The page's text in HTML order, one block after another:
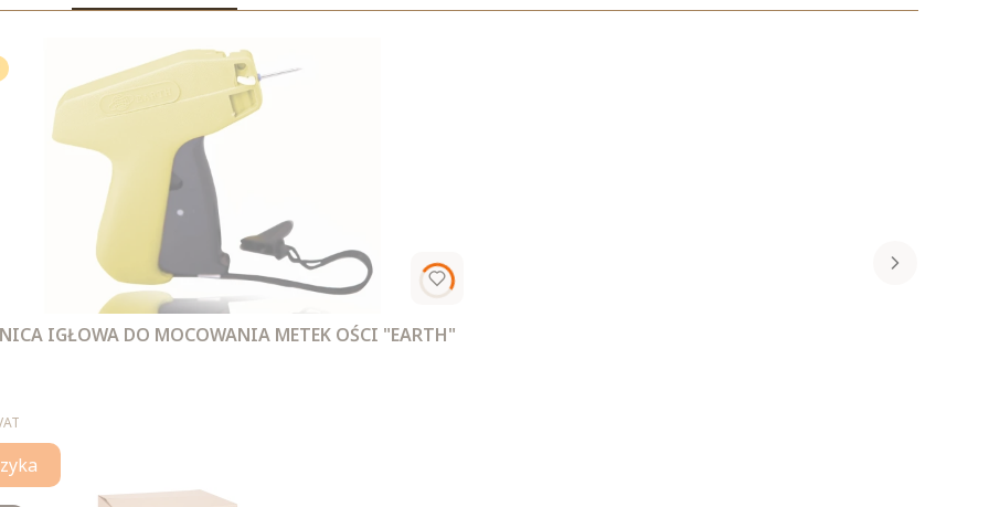
IGŁOWA DO MOCOWANIA METEK OŚCI "EARTH"